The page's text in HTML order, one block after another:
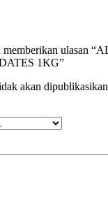
memberikan ulasan
1KG”
akan